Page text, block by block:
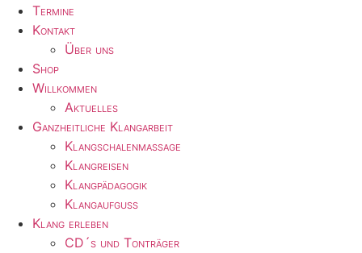
Termine
Kontakt
Über uns
Shop
Willkommen
Aktuelles
Ganzheitliche Klangarbeit
Klangschalenmassage
Klangreisen
Klangpädagogik
Klangaufguss
Klang erleben
CD´s und Tonträger